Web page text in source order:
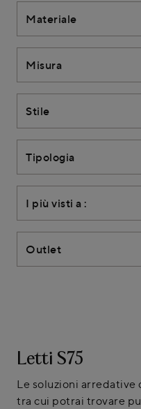
Materiale
Misura
Stile
Tipologia
I più visti a :
Outlet
Letti S75
Le soluzioni arredative
tra cui potrai trovare